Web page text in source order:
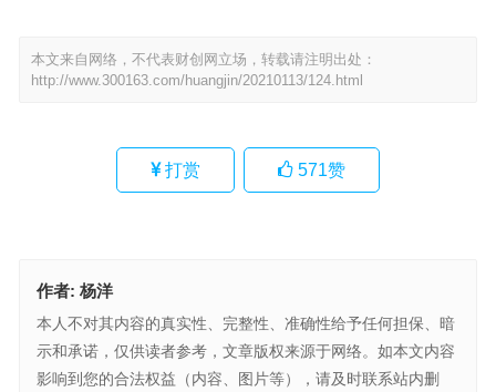
本文来自网络，不代表财创网立场，转载请注明出处：
http://www.300163.com/huangjin/20210113/124.html
打赏 571赞
作者: 杨洋
本人不对其内容的真实性、完整性、准确性给予任何担保、暗
示和承诺，仅供读者参考，文章版权来源于网络。如本文内容
影响到您的合法权益（内容、图片等），请及时联系站内删